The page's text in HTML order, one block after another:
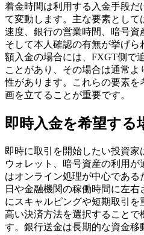
着金時間は利用する入金手段だ
て変動します。主な要素とし
速度、銀行の営業時間、暗号資
そして本人確認の有無が挙げ
額入金の場合には、FXGT側で
ことがあり、その場合は通常
性があります。これらの要素
画を立てることが重要です。
即時入金を希望する
即時に取引を開始したい投資
ウォレット、暗号資産の利用
はオンライン処理が中心であ
日や金融機関の稼働時間に左
にスキャルピングや短期取引
高い決済方法を選択することで
す。銀行送金は長期的な資金移